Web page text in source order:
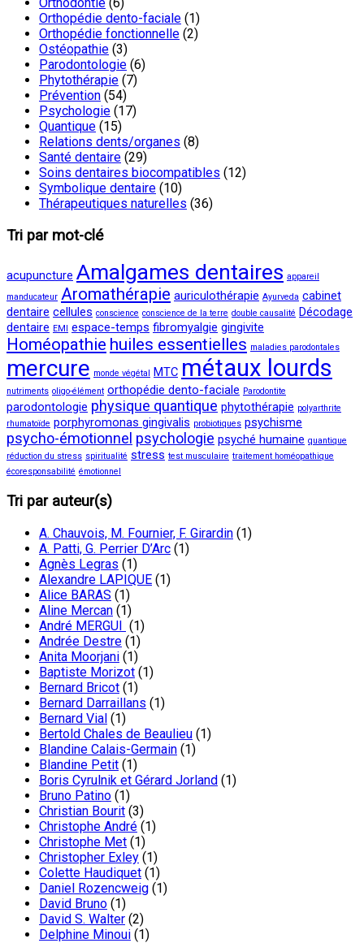
Orthopédie dento-faciale (1)
Orthopédie fonctionnelle (2)
Ostéopathie (3)
Parodontologie (6)
Phytothérapie (7)
Prévention (54)
Psychologie (17)
Quantique (15)
Relations dents/organes (8)
Santé dentaire (29)
Soins dentaires biocompatibles (12)
Symbolique dentaire (10)
Thérapeutiques naturelles (36)
Tri par mot-clé
acupuncture Amalgames dentaires appareil
manducateur Aromathérapie auriculothérapie Ayurveda cabinet
dentaire cellules conscience conscience de la terre double causalité Décodage
dentaire EMI espace-temps fibromyalgie gingivite
Homéopathie huiles essentielles maladies parodontales
mercure monde végétal MTC métaux lourds
nutriments oligo-élément orthopédie dento-faciale Parodontite
parodontologie physique quantique phytothérapie polyarthrite
rhumatoïde porphyromonas gingivalis probiotiques psychisme
psycho-émotionnel psychologie psyché humaine quantique
réduction du stress spiritualité stress test musculaire traitement homéopathique
écoresponsabilité émotionnel
Tri par auteur(s)
A. Chauvois, M. Fournier, F. Girardin (1)
A. Patti, G. Perrier D’Arc (1)
Agnès Legras (1)
Alexandre LAPIQUE (1)
Alice BARAS (1)
Aline Mercan (1)
André MERGUI (1)
Andrée Destre (1)
Anita Moorjani (1)
Baptiste Morizot (1)
Bernard Bricot (1)
Bernard Darraillans (1)
Bernard Vial (1)
Bertold Chales de Beaulieu (1)
Blandine Calais-Germain (1)
Blandine Petit (1)
Boris Cyrulnik et Gérard Jorland (1)
Bruno Patino (1)
Christian Bourit (3)
Christophe André (1)
Christophe Met (1)
Christopher Exley (1)
Colette Haudiquet (1)
Daniel Rozencweig (1)
David Bruno (1)
David S. Walter (2)
Delphine Minoui (1)